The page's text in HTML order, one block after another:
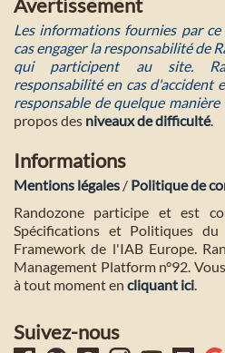
Les informations fournies par
cas engager la responsabilité de
qui participent au site.
responsabilité en cas d'accident
responsable de quelque manière
propos des niveaux de difficulté.
Informations
Mentions légales / Politique de
Randozone participe et est
Spécifications et Politiques
Framework de l'IAB Europe.
Management Platform n°92.
à tout moment en cliquant ici
Suivez-nous